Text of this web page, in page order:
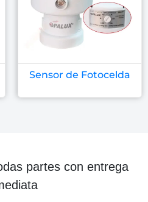
Sensor de Fotocelda
partes con entrega